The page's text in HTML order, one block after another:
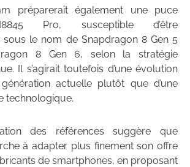
préparerait également une puce
Pro, susceptible d’être
sous le nom de Snapdragon 8 Gen 5
8 Gen 6, selon la stratégie
Il s’agirait toutefois d’une évolution
actuelle plutôt que d’une
technologique.
des références suggère que
à adapter plus finement son offre
de smartphones, en proposant